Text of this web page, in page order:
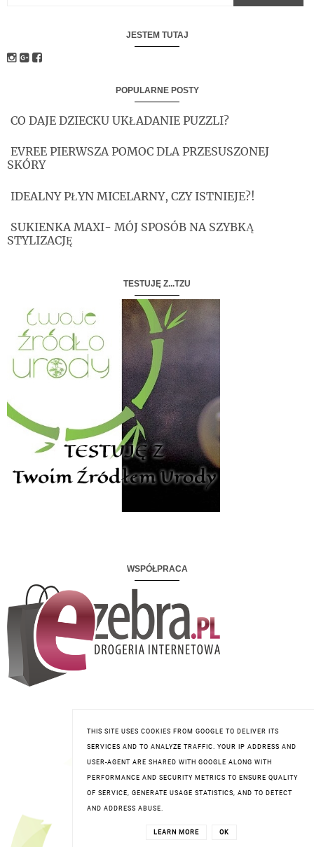
JESTEM TUTAJ
POPULARNE POSTY
CO DAJE DZIECKU UKŁADANIE PUZZLI?
EVREE PIERWSZA POMOC DLA PRZESUSZONEJ
SKÓRY
IDEALNY PŁYN MICELARNY, CZY ISTNIEJE?!
SUKIENKA MAXI- MÓJ SPOSÓB NA SZYBKĄ
STYLIZACJĘ
TESTUJĘ Z...TZU
WSPÓŁPRACA
THIS SITE USES COOKIES FROM GOOGLE TO DELIVER ITS
SERVICES AND TO ANALYZE TRAFFIC. YOUR IP ADDRESS AND
USER-AGENT ARE SHARED WITH GOOGLE ALONG WITH
PERFORMANCE AND SECURITY METRICS TO ENSURE QUALITY
OF SERVICE, GENERATE USAGE STATISTICS, AND TO DETECT
AND ADDRESS ABUSE.
LEARN MORE OK